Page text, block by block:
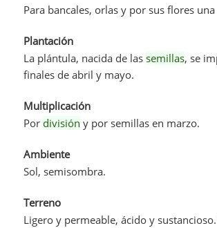
Para bancales, orlas y por sus flores
Plantación
La plántula, nacida de las semillas, se
finales de abril y mayo.
Multiplicación
Por división y por semillas en marzo.
Ambiente
Sol, semisombra.
Terreno
Ligero y permeable, ácido y sustancioso.